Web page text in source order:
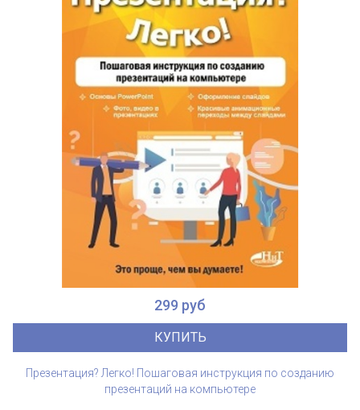
299 руб
КУПИТЬ
Презентация? Легко! Пошаговая инструкция по созданию
презентаций на компьютере